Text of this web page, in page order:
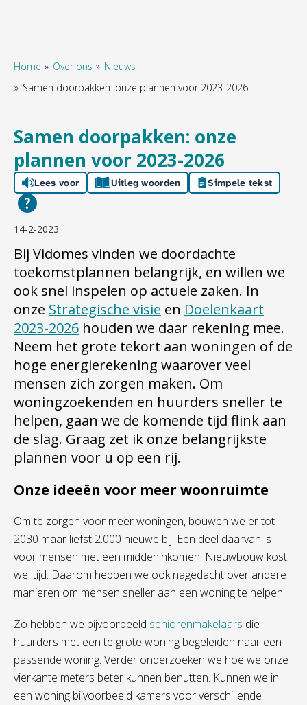
Home Over ons
Nieuws
Samen doorpakken: onze plannen voor 2023-2026
Samen doorpakken: onze
plannen voor 2023-2026
Lees voor Uitleg woorden Simpele tekst
14-2-2023
Bij Vidomes vinden we doordachte
toekomstplannen belangrijk, en willen we
ook snel inspelen op actuele zaken. In
onze Strategische visie en Doelenkaart
2023-2026 houden we daar rekening mee.
Neem het grote tekort aan woningen of de
hoge energierekening waarover veel
mensen zich zorgen maken. Om
woningzoekenden en huurders sneller te
helpen, gaan we de komende tijd flink aan
de slag. Graag zet ik onze belangrijkste
plannen voor u op een rij.
Onze ideeën voor meer woonruimte
Om te zorgen voor meer woningen, bouwen we er tot
2030 maar liefst 2.000 nieuwe bij. Een deel daarvan is
voor mensen met een middeninkomen. Nieuwbouw kost
wel tijd. Daarom hebben we ook nagedacht over andere
manieren om mensen sneller aan een woning te helpen.
Zo hebben we bijvoorbeeld seniorenmakelaars die
huurders met een te grote woning begeleiden naar een
passende woning. Verder onderzoeken we hoe we onze
vierkante meters beter kunnen benutten. Kunnen we in
een woning bijvoorbeeld kamers voor verschillende